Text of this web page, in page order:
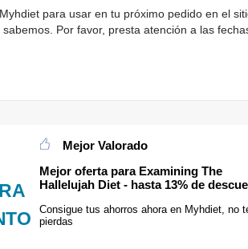
para usar en tu próximo pedido en el
Por favor, presta atención a las
Mejor Valorado
Mejor oferta para Examining The
Hallelujah Diet - hasta 13% de
Consigue tus ahorros ahora en Myhdiet, no
pierdas